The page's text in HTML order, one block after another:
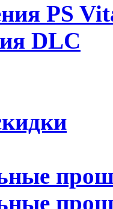
PS
DLC